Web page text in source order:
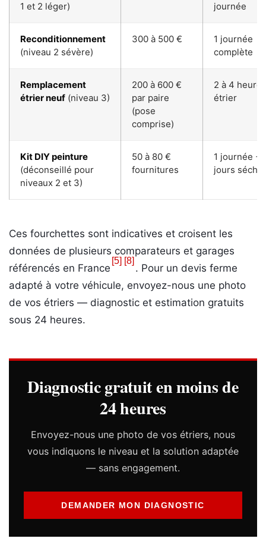
1 et 2 léger)
journée
Reconditionnement
(niveau 2 sévère)
300 à 500 €
1 journée
complète
Remplacement
étrier neuf (niveau 3)
200 à 600 €
par paire
(pose
comprise)
2 à 4
étrier
Kit DIY peinture
(déconseillé pour
niveaux 2 et 3)
50 à 80 €
fournitures
1 journée +
jours
Ces fourchettes sont indicatives et croisent les
données de plusieurs comparateurs et garages
référencés en France
[5] [8]
. Pour un devis ferme
adapté à votre véhicule, envoyez-nous une photo
de vos étriers — diagnostic et estimation gratuits
sous 24 heures.
Diagnostic gratuit en moins de
24 heures
Envoyez-nous une photo de vos étriers, nous
vous indiquons le niveau et la solution adaptée
— sans engagement.
DEMANDER MON DIAGNOSTIC